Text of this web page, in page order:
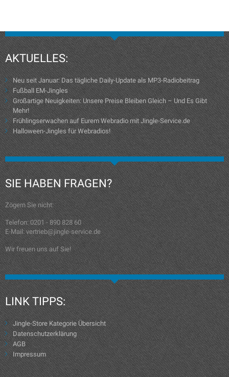
AKTUELLES:
Neu seit Januar: Das tägliche Daily-Update als MP3-Radiobeitrag
Fußball EM-Jingles
Großartige Neuigkeiten: Unsere Preise Bleiben Gleich – Und Es Gibt
Mehr!
Frühlingserwachen auf Eurem Webradio mit Jingle-Service.de
Halloween-Jingles für Webradios!
SIE HABEN FRAGEN?
Zögern Sie nicht:
Telefon: 0201 - 890 828 60
E-Mail: vertrieb@jingle-service.de
Wir freuen uns auf Sie!
LINK TIPPS:
Jingle-Store Kategorie Übersicht
Datenschutzerklärung
AGB
Impressum